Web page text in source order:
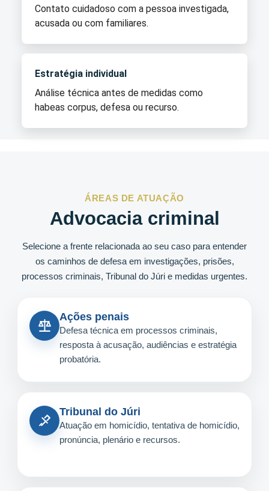
Contato cuidadoso com a pessoa investigada,
acusada ou com familiares.
Estratégia individual
Análise técnica antes de medidas como
habeas corpus, defesa ou recurso.
ÁREAS DE ATUAÇÃO
Advocacia criminal
Selecione a frente relacionada ao seu caso para entender
os caminhos de defesa em investigações, prisões,
processos criminais, Tribunal do Júri e medidas urgentes.
Ações penais
Defesa técnica em processos criminais,
resposta à acusação, audiências e estratégia
probatória.
Tribunal do Júri
Atuação em homicídio, tentativa de homicídio,
pronúncia, plenário e recursos.